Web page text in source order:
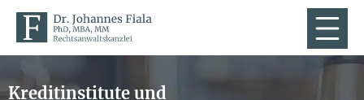
Kreditinstitute und